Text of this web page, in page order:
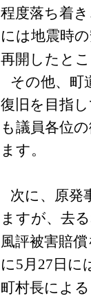
程度落ち着
には地震時
再開したと
その他、町
復旧を目指
も議員各位
ます。
次に、原発
ますが、去る
風評被害賠
に 5 月 27日に
町村長によ